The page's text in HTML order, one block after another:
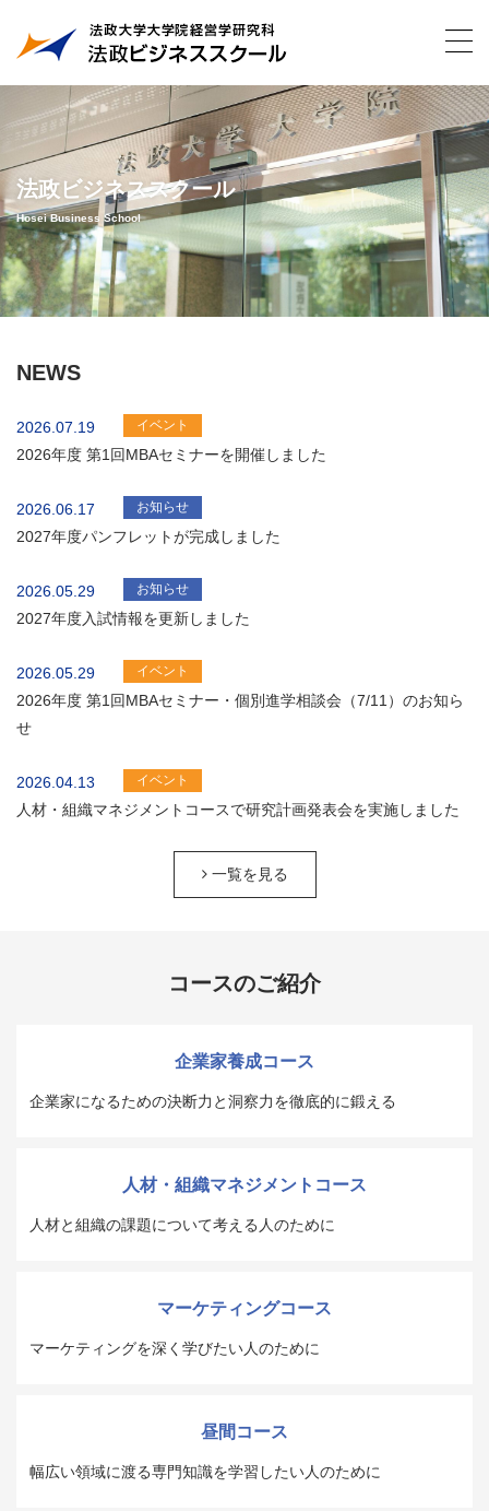
法政ビジネススクール
Hosei Business School
NEWS
2026.07.19 イベント
2026年度 第1回MBAセミナーを開催しました
2026.06.17 お知らせ
2027年度パンフレットが完成しました
2026.05.29 お知らせ
2027年度入試情報を更新しました
2026.05.29 イベント
2026年度 第1回MBAセミナー・個別進学相談会（7/11）のお知ら
せ
2026.04.13 イベント
人材・組織マネジメントコースで研究計画発表会を実施しました
一覧を見る
コースのご紹介
企業家養成コース
企業家になるための決断力と洞察力を徹底的に鍛える
人材・組織マネジメントコース
人材と組織の課題について考える人のために
マーケティングコース
マーケティングを深く学びたい人のために
昼間コース
幅広い領域に渡る専門知識を学習したい人のために